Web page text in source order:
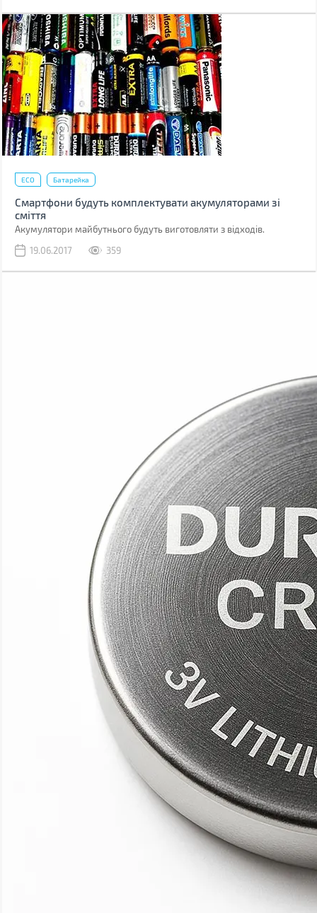
ECO Батарейка
Смартфони будуть комплектувати акумуляторами зі
сміття
Акумулятори майбутнього будуть виготовляти з відходів.
19.06.2017
359